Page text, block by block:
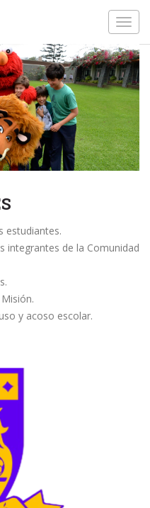
estudiantes.
integrantes de la Comunidad
y acoso escolar.